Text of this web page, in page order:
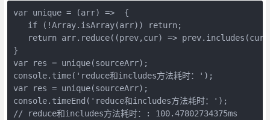
var unique = (arr) =>  {
   if (!Array.isArray(arr)) return;
return arr.reduce((prev,cur) =>
}
var res = unique(sourceArr);
console.time('reduce和includes方法耗时：');
var res = unique(sourceArr);
console.timeEnd('reduce和includes方法耗时：');
// reduce和includes方法耗时：: 100.47802734375ms